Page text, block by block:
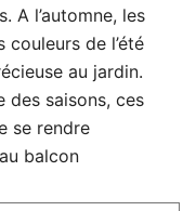
A l’automne, les
de l’été
au jardin.
des saisons, ces
se rendre
balcon